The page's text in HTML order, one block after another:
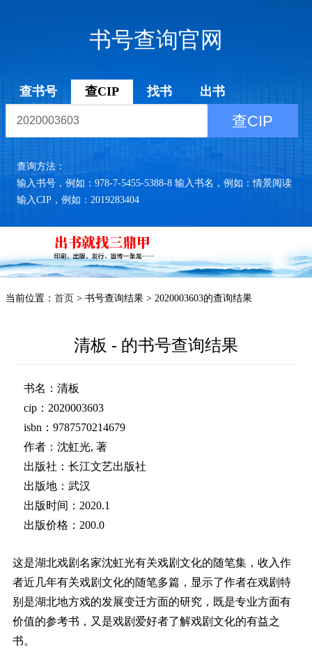
书号查询官网
查书号 查CIP 找书 出书
查CIP
查询方法：
输入书号，例如：978-7-5455-5388-8 输入书名，例如：情景阅读
输入CIP，例如：2019283404
当前位置： 首页 > 书号查询结果 > 2020003603的查询结果
清板 - 的书号查询结果
书名：清板
cip：2020003603
isbn：9787570214679
作者：沈虹光, 著
出版社：长江文艺出版社
出版地：武汉
出版时间：2020.1
出版价格：200.0
这是湖北戏剧名家沈虹光有关戏剧文化的随笔集，收入作
者近几年有关戏剧文化的随笔多篇，显示了作者在戏剧特
别是湖北地方戏的发展变迁方面的研究，既是专业方面有
价值的参考书，又是戏剧爱好者了解戏剧文化的有益之
书。